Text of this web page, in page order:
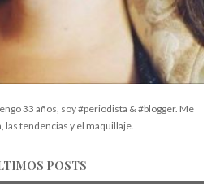
33 años, soy #periodista & #blogger. Me
las tendencias y el maquillaje.
POSTS